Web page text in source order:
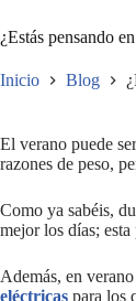
¿Estás pensando
Inicio Blog
El verano puede
razones de peso,
Como ya sabéis,
mejor los días;
Además, en
eléctricas para los